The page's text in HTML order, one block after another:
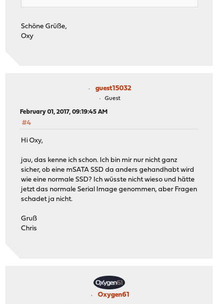
Schöne Grüße,
Oxy
guest15032
Guest
February 01, 2017, 09:19:45 AM
#4
Hi Oxy,
jau, das kenne ich schon. Ich bin mir nur nicht ganz
sicher, ob eine mSATA SSD da anders gehandhabt wird
wie eine normale SSD? Ich wüsste nicht wieso und hätte
jetzt das normale Serial Image genommen, aber Fragen
schadet ja nicht.
Gruß
Chris
Oxygen61